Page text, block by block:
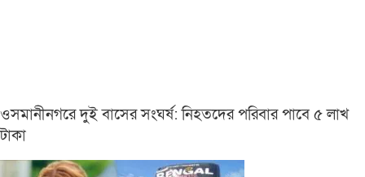
ওসমানীনগরে দুই বাসের সংঘর্ষ: নিহতদের পরিবার পাবে ৫ লাখ
টাকা